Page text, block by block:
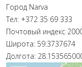
Город Narva
Тел: +372 35 69 333
Почтовый индекс
Широта: 59.3737674
Долгота: